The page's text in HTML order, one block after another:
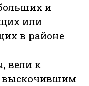
и
или
в районе
вели к
выскочившим